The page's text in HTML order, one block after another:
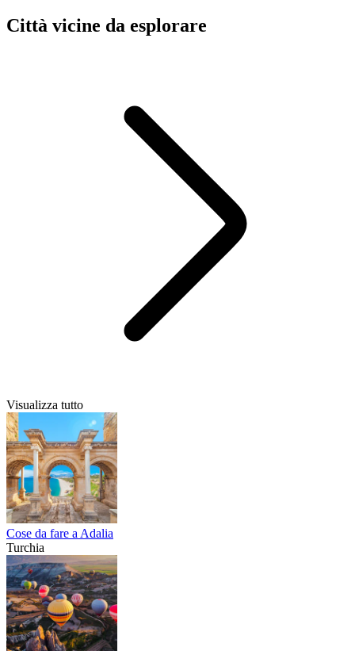
Città vicine da esplorare
Visualizza tutto
Cose da fare a Adalia
Turchia